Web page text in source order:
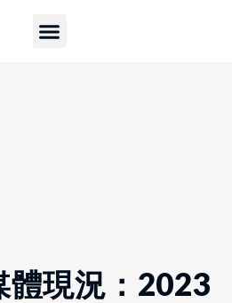
體現況：2023